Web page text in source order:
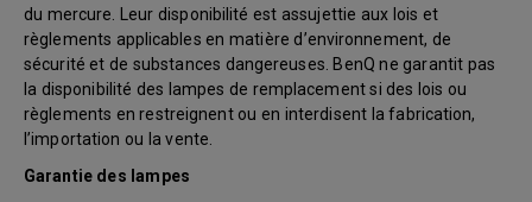
du mercure. Leur disponibilité est assujettie aux lois et
règlements applicables en matière d’environnement, de
sécurité et de substances dangereuses. BenQ ne garantit pas
la disponibilité des lampes de remplacement si des lois ou
règlements en restreignent ou en interdisent la fabrication,
l’importation ou la vente.
Garantie des lampes